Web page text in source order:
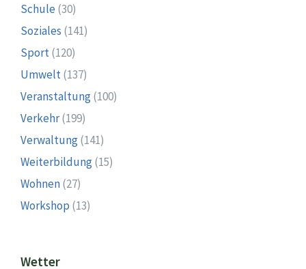
Schule (30)
Soziales (141)
Sport(120)
Umwelt(137)
Veranstaltung(100)
Verkehr(199)
Verwaltung(141)
Weiterbildung(15)
Wohnen(27)
Workshop (13)
Wetter